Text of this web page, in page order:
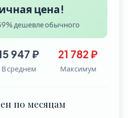
цена!
дешевле обычного
947 ₽
В среднем
21 782 ₽
Максимум
по месяцам